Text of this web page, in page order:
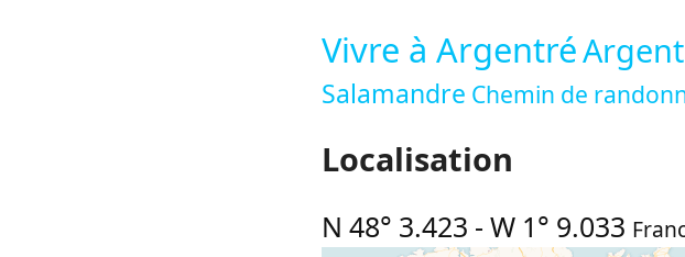
Vivre à Argentré
Salamandre Chemin de
Localisation
N 48° 3.423 - W 1° 9.033